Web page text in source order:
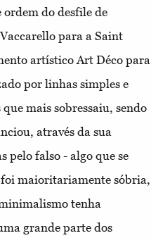
ordem do desfile de
para a Saint
artístico Art Déco para
por linhas simples e
mais sobressaiu, sendo
através da sua
pelo falso - algo que se
foi maioritariamente sóbria,
tenha
grande parte dos